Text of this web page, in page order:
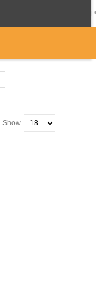
0,00
Show